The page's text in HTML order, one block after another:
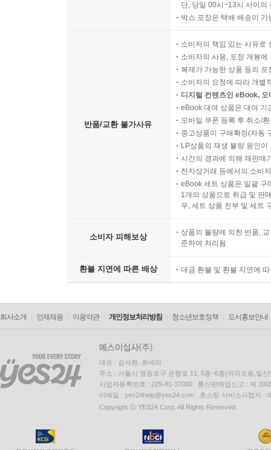
단, 당일 00시~13시 사이의
박스 포장은 택배 배송이
반품/교환 불가사유
소비자의 책임 있는 사유로
소비자의 사용, 포장 개봉
복제가 가능한 상품 등의
소비자의 요청에 따라 개별
디지털 컨텐츠인 eBook,
eBook 대여 상품은 대여 기
모바일 쿠폰 등록 후 취소/
중고상품이 구매확정(자동
LP상품의 재생 불량 원인
시간의 경과에 의해 재판매
전자상거래 등에서의 소비
eBook 세트 상품은 일괄 구
1개의 상품으로 취급 및 판
우, 세트 상품 전부 및 세트
소비자 피해보상
상품의 불량에 의한 반품,
준하여 처리됨
환불 지연에 따른 배상 대금 환불 및 환불 지연에
회사소개 인재채용 이용약관 개인정보처리방침 청소년보호정책 도서홍보안내
대표 : 김석환, 최세라
주소 : 서울시 영등포구 은행로 11, 5층~6층(여의도동,일신
사업자등록번호 : 229-81-37000 통신판매업신고 : 제
이메일 : yes24help@yes24.com 호스팅 서비스사업자 :
Copyright ⓒ YES24 Corp. All Rights Reserved.